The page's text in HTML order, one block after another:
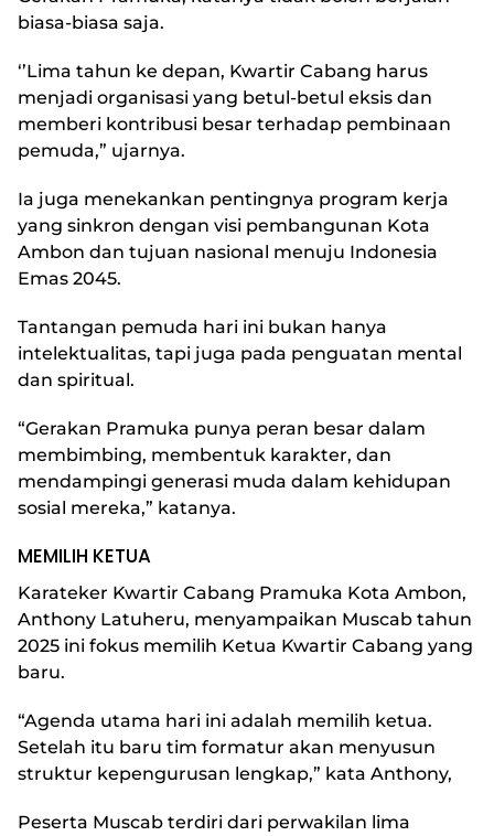
biasa-biasa saja.
‘’Lima tahun ke depan, Kwartir Cabang harus
menjadi organisasi yang betul-betul eksis dan
memberi kontribusi besar terhadap pembinaan
pemuda,” ujarnya.
Ia juga menekankan pentingnya program kerja
yang sinkron dengan visi pembangunan Kota
Ambon dan tujuan nasional menuju Indonesia
Emas 2045.
Tantangan pemuda hari ini bukan hanya
intelektualitas, tapi juga pada penguatan mental
dan spiritual.
“Gerakan Pramuka punya peran besar dalam
membimbing, membentuk karakter, dan
mendampingi generasi muda dalam kehidupan
sosial mereka,” katanya.
MEMILIH KETUA
Karateker Kwartir Cabang Pramuka Kota Ambon,
Anthony Latuheru, menyampaikan Muscab tahun
2025 ini fokus memilih Ketua Kwartir Cabang yang
baru.
“Agenda utama hari ini adalah memilih ketua.
Setelah itu baru tim formatur akan menyusun
struktur kepengurusan lengkap,” kata Anthony,
Peserta Muscab terdiri dari perwakilan lima